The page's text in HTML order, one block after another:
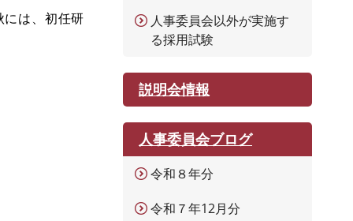
は、初任研
人事委員会以外が実施す
る採用試験
説明会情報
人事委員会ブログ
令和８年分
令和７年12月分